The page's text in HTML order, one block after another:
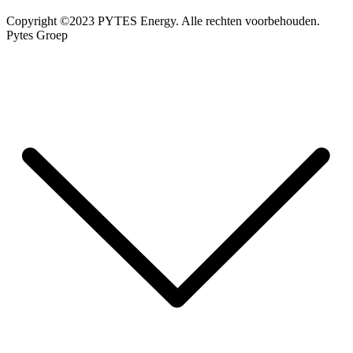
Copyright ©2023 PYTES Energy. Alle rechten voorbehouden.
Pytes Groep